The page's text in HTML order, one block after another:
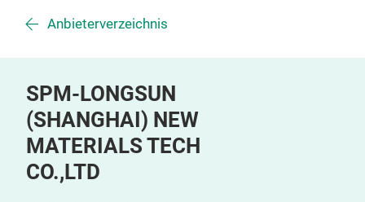
Anbieterverzeichnis
SPM-LONGSUN
(SHANGHAI) NEW
MATERIALS TECH
CO.,LTD